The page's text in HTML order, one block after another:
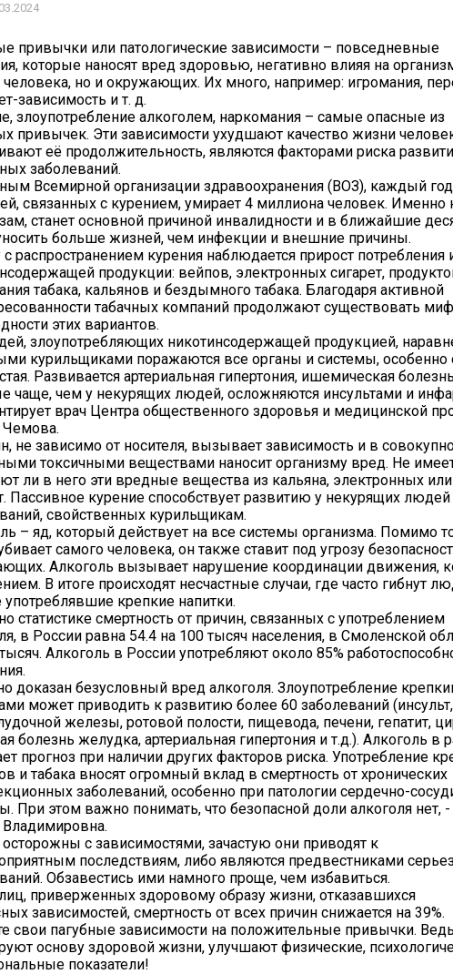
привычки или патологические зависимости – повседневные
которые наносят вред здоровью, негативно влияя на
человека, но и окружающих. Их много, например: игромания,
зависимость и т. д.
злоупотребление алкоголем, наркомания – самые опасные из
привычек. Эти зависимости ухудшают качество жизни
её продолжительность, являются факторами риска
заболеваний.
Всемирной организации здравоохранения (ВОЗ), каждый
связанных с курением, умирает 4 миллиона человек. Именно
станет основной причиной инвалидности и в ближайшие
больше жизней, чем инфекции и внешние причины.
с распространением курения наблюдается прирост потребления
продукции: вейпов, электронных сигарет,
табака, кальянов и бездымного табака. Благодаря активной
табачных компаний продолжают существовать
этих вариантов.
злоупотребляющих никотинсодержащей продукцией,
курильщиками поражаются все органы и системы, особенно
Развивается артериальная гипертония, ишемическая
чаще, чем у некурящих людей, осложняются инсультами и
врач Центра общественного здоровья и медицинской
Чемова.
не зависимо от носителя, вызывает зависимость и в
токсичными веществами наносит организму вред. Не
ли в него эти вредные вещества из кальяна, электронных
Пассивное курение способствует развитию у некурящих людей
свойственных курильщикам.
– яд, который действует на все системы организма. Помимо
самого человека, он также ставит под угрозу
Алкоголь вызывает нарушение координации движения,
В итоге происходят несчастные случаи, где часто гибнут
употреблявшие крепкие напитки.
статистике смертность от причин, связанных с употреблением
в России равна 54.4 на 100 тысяч населения, в Смоленской
Алкоголь в России употребляют около 85%
доказан безусловный вред алкоголя. Злоупотребление
может приводить к развитию более 60 заболеваний
железы, ротовой полости, пищевода, печени, гепатит,
болезнь желудка, артериальная гипертония и т.д.). Алкоголь в
прогноз при наличии других факторов риска. Употребление
и табака вносят огромный вклад в смертность от хронических
заболеваний, особенно при патологии сердечно-
При этом важно понимать, что безопасной доли алкоголя нет, -
Владимировна.
осторожны с зависимостями, зачастую они приводят к
последствиям, либо являются предвестниками
Обзавестись ими намного проще, чем избавиться.
приверженных здоровому образу жизни, отказавшихся
зависимостей, смертность от всех причин снижается на 39%.
свои пагубные зависимости на положительные привычки.
основу здоровой жизни, улучшают физические,
показатели!